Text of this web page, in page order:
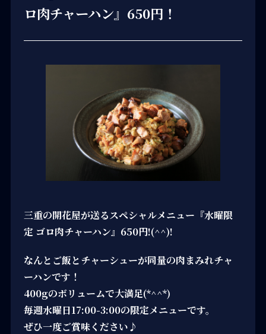
ロ肉チャーハン』650円！
三重の開花屋が送るスペシャルメニュー『水曜限
定 ゴロ肉チャーハン』650円!(^^)!
なんとご飯とチャーシューが同量の肉まみれチャ
ーハンです！
400gのボリュームで大満足(*^^*)
毎週水曜日17:00-3:00の限定メニューです。
ぜひ一度ご賞味ください♪